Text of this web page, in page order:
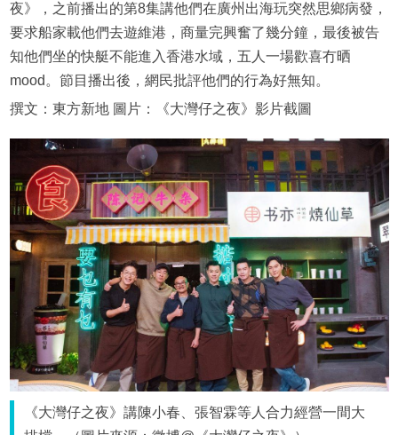
夜》，之前播出的第8集講他們在廣州出海玩突然思鄉病發，
要求船家載他們去遊維港，商量完興奮了幾分鐘，最後被告
知他們坐的快艇不能進入香港水域，五人一場歡喜冇晒
mood。節目播出後，網民批評他們的行為好無知。
撰文：東方新地 圖片：《大灣仔之夜》影片截圖
《大灣仔之夜》講陳小春、張智霖等人合力經營一間大